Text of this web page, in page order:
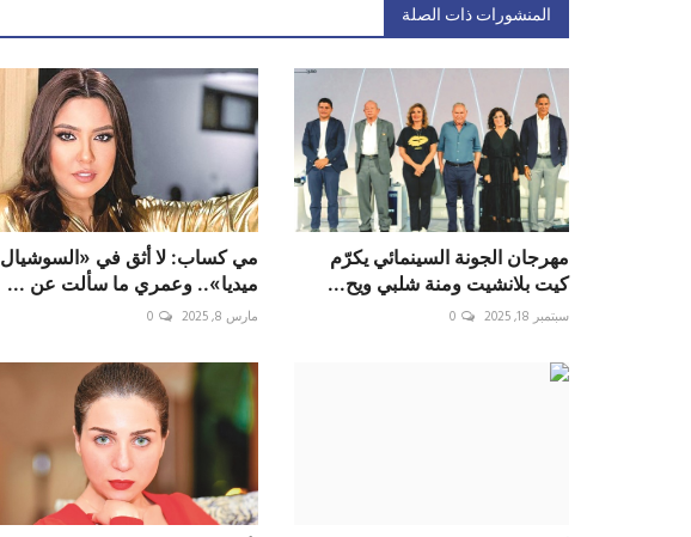
المنشورات ذات الصلة
مهرجان الجونة السينمائي يكرّم
كيت بلانشيت ومنة شلبي ويح...
سبتمبر 18, 2025 0
مي كساب: لا أثق في «السوشيال
ميديا».. وعمري ما سألت عن ...
مارس 8, 2025 0